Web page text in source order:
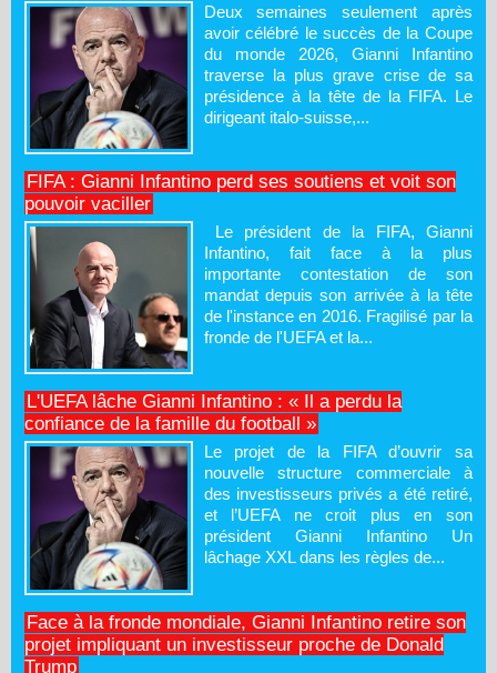
Deux semaines seulement après
avoir célébré le succès de la Coupe
du monde 2026, Gianni Infantino
traverse la plus grave crise de sa
présidence à la tête de la FIFA. Le
dirigeant italo-suisse,...
FIFA : Gianni Infantino perd ses soutiens et voit son
pouvoir vaciller
Le président de la FIFA, Gianni
Infantino, fait face à la plus
importante contestation de son
mandat depuis son arrivée à la tête
de l'instance en 2016. Fragilisé par la
fronde de l'UEFA et la...
L'UEFA lâche Gianni Infantino : « Il a perdu la
confiance de la famille du football »
Le projet de la FIFA d’ouvrir sa
nouvelle structure commerciale à
des investisseurs privés a été retiré,
et l’UEFA ne croit plus en son
président Gianni Infantino Un
lâchage XXL dans les règles de...
Face à la fronde mondiale, Gianni Infantino retire son
projet impliquant un investisseur proche de Donald
Trump